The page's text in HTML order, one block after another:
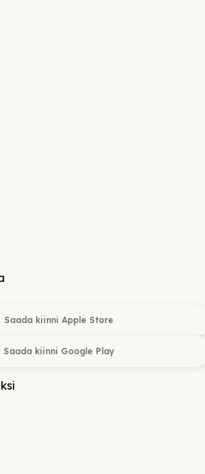
Saada kiinni Apple Store
Saada kiinni Google Play